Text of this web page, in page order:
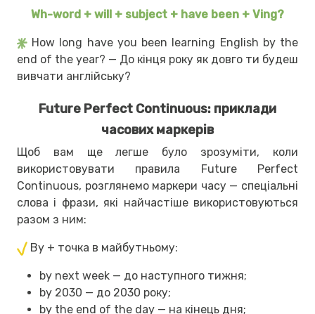
Wh-word + will + subject + have been + Ving?
How long have you been learning English by the
end of the year? — До кінця року як довго ти будеш
вивчати англійську?
Future Perfect Continuous: приклади
часових маркерів
Щоб вам ще легше було зрозуміти, коли
використовувати правила Future Perfect
Continuous, розглянемо маркери часу — спеціальні
слова і фрази, які найчастіше використовуються
разом з ним:
By + точка в майбутньому:
by next week — до наступного тижня;
by 2030 — до 2030 року;
by the end of the day — на кінець дня;